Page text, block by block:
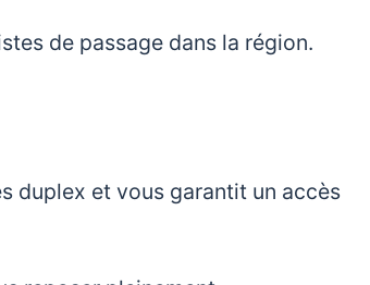
de passage dans la région.
duplex et vous garantit un accès